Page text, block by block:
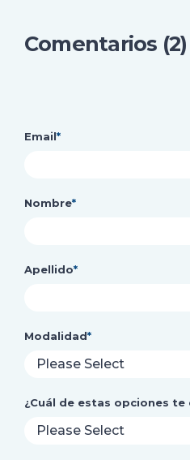
Comentarios (2)
Email*
Nombre*
Apellido*
Modalidad*
¿Cuál de estas opciones te